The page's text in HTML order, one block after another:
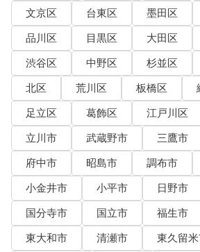
文京区
台東区 墨田区
品川区
目黒区 大田区
渋谷区
中野区 杉並区
北区
荒川区 板橋区
足立区
葛飾区 江戸川区
立川市
武蔵野市 三鷹市
府中市
昭島市 調布市
小金井市
小平市 日野市
国分寺市
国立市 福生市
東大和市
清瀬市
東久留